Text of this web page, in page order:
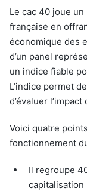
Le cac 40 joue un
française en
économique des
d’un panel
un indice fiable
L’indice permet
d’évaluer
Voici quatre
fonctionnement
Il regroupe
capitalisation